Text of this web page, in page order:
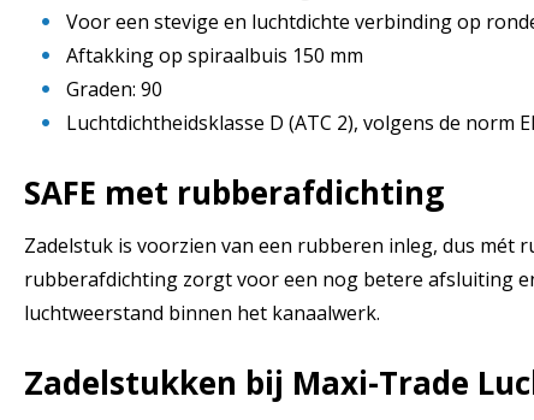
Voor een stevige en luchtdichte verbinding op
Aftakking op spiraalbuis 150 mm
Graden: 90
Luchtdichtheidsklasse D (ATC 2), volgens de norm
SAFE met rubberafdichting
Zadelstuk is voorzien van een rubberen inleg, dus mét
rubberafdichting zorgt voor een nog betere afsluiting
luchtweerstand binnen het kanaalwerk.
Zadelstukken bij Maxi-Trade